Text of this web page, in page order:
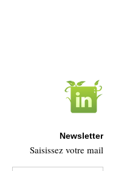
Newsletter
Saisissez votre mail